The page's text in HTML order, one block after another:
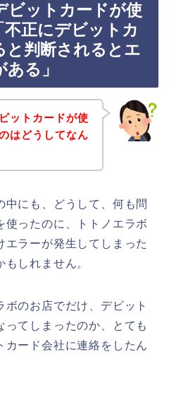
ビットカードが使
不正にデビットカ
と判断されるとエ
る」
ットカードが使
はどうしてなん
中にも、どうして、何も問
使ったのに、トトノエラボ
ラーが発生してしまった
しれません。
のお店でだけ、デビット
ってしまったのか、とても
カード会社に連絡をしたん